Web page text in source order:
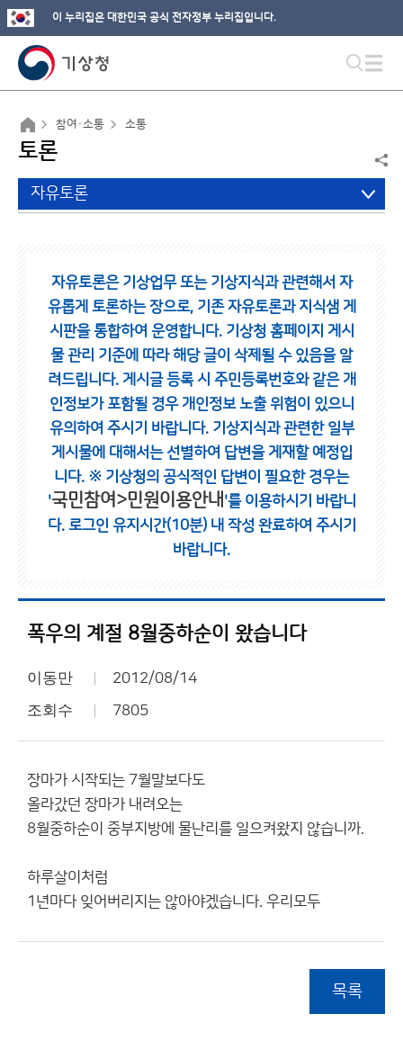
이 누리집은 대한민국 공식 전자정부 누리집입니다.
참여·소통 소통
토론
자유토론
자유토론은 기상업무 또는 기상지식과 관련해서 자
유롭게 토론하는 장으로, 기존 자유토론과 지식샘 게
시판을 통합하여 운영합니다. 기상청 홈페이지 게시
물 관리 기준에 따라 해당 글이 삭제될 수 있음을 알
려드립니다. 게시글 등록 시 주민등록번호와 같은 개
인정보가 포함될 경우 개인정보 노출 위험이 있으니
유의하여 주시기 바랍니다. 기상지식과 관련한 일부
게시물에 대해서는 선별하여 답변을 게재할 예정입
니다. ※ 기상청의 공식적인 답변이 필요한 경우는
'국민참여>민원이용안내 '를 이용하시기 바랍니
다. 로그인 유지시간(10분) 내 작성 완료하여 주시기
바랍니다.
폭우의 계절 8월중하순이 왔습니다
이동만 2012/08/14
조회수 7805
장마가 시작되는 7월말보다도
올라갔던 장마가 내려오는
8월중하순이 중부지방에 물난리를 일으켜왔지 않습니까.
하루살이처럼
1년마다 잊어버리지는 않아야겠습니다. 우리모두
목록